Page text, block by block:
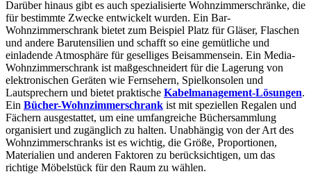
Darüber hinaus gibt es auch spezialisierte Wohnzimmerschränke, die
für bestimmte Zwecke entwickelt wurden. Ein Bar-
Wohnzimmerschrank bietet zum Beispiel Platz für Gläser, Flaschen
und andere Barutensilien und schafft so eine gemütliche und
einladende Atmosphäre für geselliges Beisammensein. Ein Media-
Wohnzimmerschrank ist maßgeschneidert für die Lagerung von
elektronischen Geräten wie Fernsehern, Spielkonsolen und
Lautsprechern und bietet praktische Kabelmanagement-Lösungen.
Ein Bücher-Wohnzimmerschrank ist mit speziellen Regalen und
Fächern ausgestattet, um eine umfangreiche Büchersammlung
organisiert und zugänglich zu halten. Unabhängig von der Art des
Wohnzimmerschranks ist es wichtig, die Größe, Proportionen,
Materialien und anderen Faktoren zu berücksichtigen, um das
richtige Möbelstück für den Raum zu wählen.